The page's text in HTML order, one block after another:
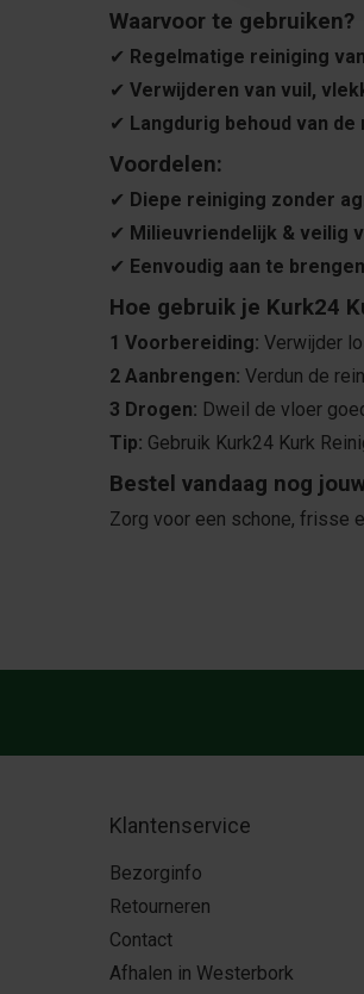
Waarvoor te gebruiken?
✔ Regelmatige reiniging
✔ Verwijderen van vuil,
✔ Langdurig behoud van
Voordelen:
✔ Diepe reiniging zonder
✔ Milieuvriendelijk & veilig
✔ Eenvoudig aan te
Hoe gebruik je Kurk24
1 Voorbereiding: Verwijder
2 Aanbrengen: Verdun de
3 Drogen: Dweil de vloer
Tip: Gebruik Kurk24 Kurk
Bestel vandaag nog
Zorg voor een schone, frisse
Klantenservice
Bezorginfo
Retourneren
Contact
Afhalen in Westerbork